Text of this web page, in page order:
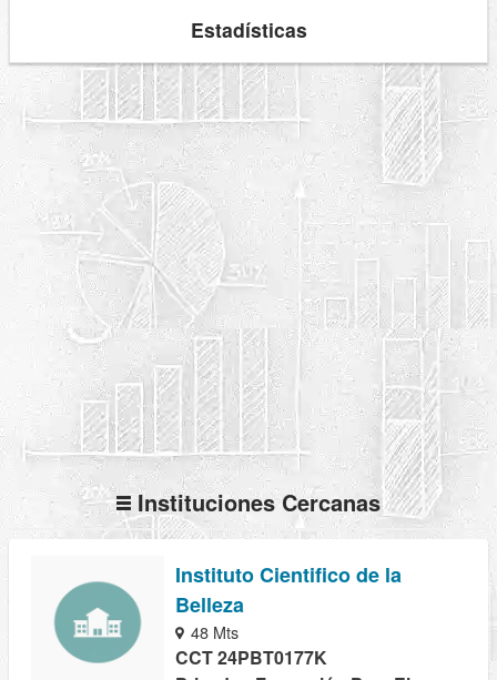
Estadísticas
Instituciones Cercanas
Instituto Cientifico de la
Belleza
48 Mts
CCT 24PBT0177K